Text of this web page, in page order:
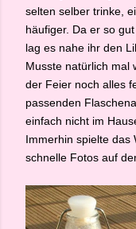
selten selber trinke,
häufiger. Da er so
lag es nahe ihr den
Musste natürlich mal
der Feier noch alles
passenden
einfach nicht im
Immerhin spielte das
schnelle Fotos auf